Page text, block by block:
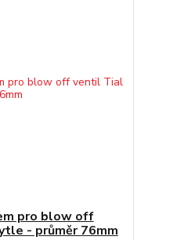
pro blow off
- průměr 76mm